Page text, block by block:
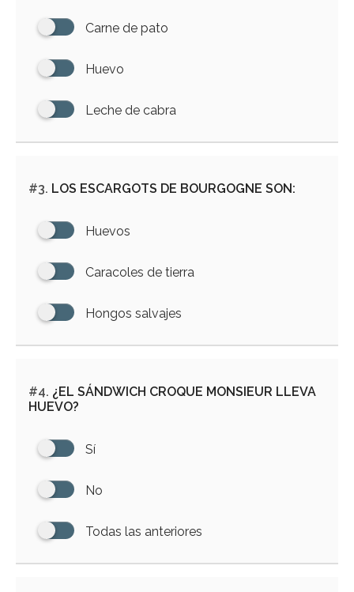
Carne de pato
Huevo
Leche de cabra
#3. LOS ESCARGOTS DE BOURGOGNE SON:
Huevos
Caracoles de tierra
Hongos salvajes
#4. ¿EL SÁNDWICH CROQUE MONSIEUR LLEVA
HUEVO?
Sí
No
Todas las anteriores